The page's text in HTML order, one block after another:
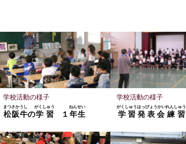
学校活動の様子
松阪牛
まつさかうし
の学習
がくしゅう
１ 年生
ねんせい
学校活動の様子
学習発表会
がくしゅうはっぴょうかい
練習
れんしゅう